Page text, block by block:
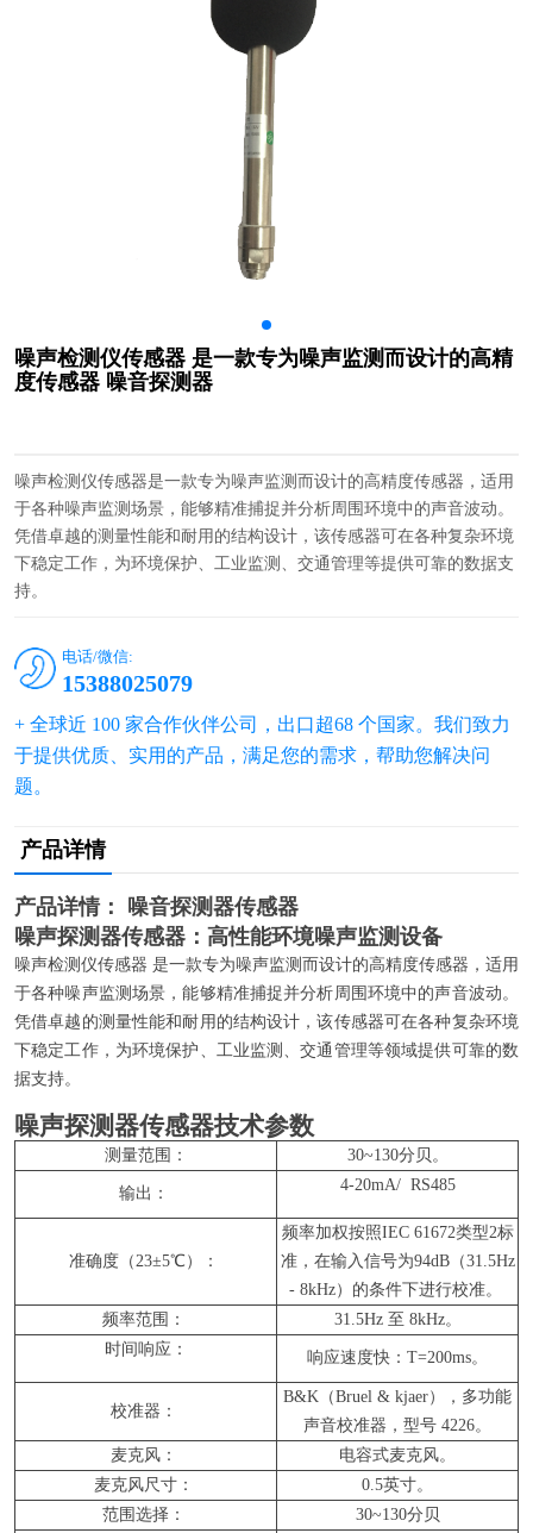
噪声检测仪传感器 是一款专为噪声监测而设计的高精
度传感器 噪音探测器
噪声检测仪传感器是一款专为噪声监测而设计的高精度传感器，适用
于各种噪声监测场景，能够精准捕捉并分析周围环境中的声音波动。
凭借卓越的测量性能和耐用的结构设计，该传感器可在各种​​复杂环境
下稳定工作，为环境保护、工业监测、交通管理等提供可靠的数据支
持。
电话/微信:
15388025079
+ 全球近 100 家合作伙伴公司，出口超68 个国家。我们致力
于提供优质、实用的产品，满足您的需求，帮助您解决问
题。
产品详情
产品详情： 噪音探测器传感器
噪声探测器传感器：高性能环境噪声监测设备
噪声检测仪传感器 是一款专为噪声监测而设计的高精度传感器，适用
于各种噪声监测场景，能够精准捕捉并分析周围环境中的声音波动。
凭借卓越的测量性能和耐用的结构设计，该传感器可在各种复杂环境
下稳定工作，为环境保护、工业监测、交通管理等领域提供可靠的数
据支持。
噪声探测器传感器技术参数
测量范围： 30~130分贝。
输出： 4-20mA/ RS485
准确度（23±5℃）：
频率加权按照IEC 61672类型2标
准，在输入信号为94dB（31.5Hz
- 8kHz）的条件下进行校准。
频率范围：
31.5Hz 至 8kHz。
时间响应：
响应速度快：T=200ms。
校准器：
B&K（Bruel & kjaer），多功能
声音校准器，型号 4226。
麦克风：
电容式麦克风。
麦克风尺寸：
0.5英寸。
范围选择：
30~130分贝